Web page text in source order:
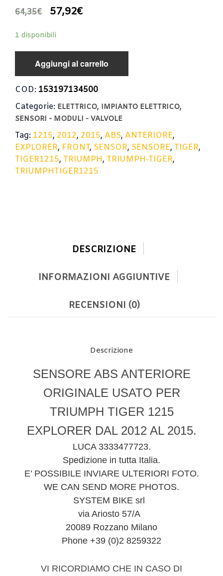
64,35€ 57,92€
1 disponibili
Aggiungi al carrello
COD: 153197134500
Categorie: ELETTRICO, IMPIANTO ELETTRICO,
SENSORI - MODULI - VALVOLE
Tag: 1215, 2012, 2015, ABS, ANTERIORE,
EXPLORER, FRONT, SENSOR, SENSORE, TIGER,
TIGER1215, TRIUMPH, TRIUMPH-TIGER,
TRIUMPHTIGER1215
DESCRIZIONE
INFORMAZIONI AGGIUNTIVE
RECENSIONI (0)
Descrizione
SENSORE ABS ANTERIORE
ORIGINALE USATO PER
TRIUMPH TIGER 1215
EXPLORER DAL 2012 AL 2015.
LUCA 3333477723.
Spedizione in tutta Italia.
E’ POSSIBILE INVIARE ULTERIORI FOTO.
WE CAN SEND MORE PHOTOS.
SYSTEM BIKE srl
via Ariosto 57/A
20089 Rozzano Milano
Phone +39 (0)2 8259322
VI RICORDIAMO CHE IN CASO DI